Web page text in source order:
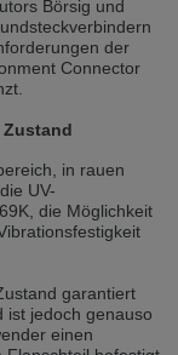
Would you like to
als die derzeit
verfügbar.
Version bleiben
than the
Börsig und
der
Connector
Zustand
in rauen
UV-
die Möglichkeit
garantiert
ist jedoch genauso
einen